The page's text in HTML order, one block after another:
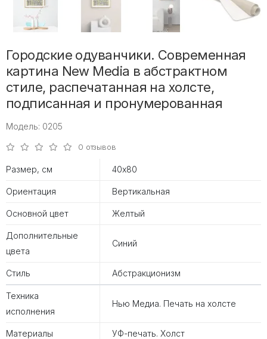
Городские одуванчики. Современная
картина New Media в абстрактном
стиле, распечатанная на холсте,
подписанная и пронумерованная
Модель: 0205
0 отзывов
Размер, см 40х80
Ориентация Вертикальная
Основной цвет Желтый
Дополнительные
цвета
Синий
Стиль Абстракционизм
Техника
исполнения
Нью Медиа. Печать на холсте
Материалы УФ-печать. Холст